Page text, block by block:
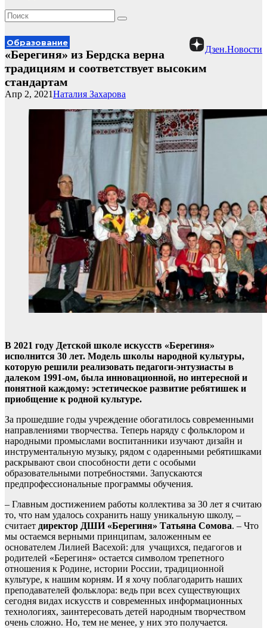
Дзен.Новости
Образование
«Берегиня» из Бердска верна
традициям и соответствует высоким
стандартам
Наталия Захарова
Апр 2, 2021
В 2021 году Детской школе искусств «Берегиня»
исполнится 30 лет. Модель школы народной культуры,
которую решили реализовать педагоги-энтузиасты в
далеком 1991-ом, была инновационной, но интересной и
понятной каждому: эстетическое развитие ребятишек и
приобщение к родной культуре.
За прошедшие годы учреждение обогатилось современными
направлениями творчества. Теперь наряду с фольклором и
народными промыслами воспитанники изучают дизайн и
инструментальную музыку, рядом с одаренными ребятишками
раскрывают свои способности дети с особыми
образовательными потребностями. Запускаются
предпрофессиональные программы обучения.
– Главным достижением работы коллектива за 30 лет я считаю
то, что нам удалось сохранить нашу уникальную школу, –
считает директор ДШИ «Берегиня» Татьяна Сомова. – Что
мы остаемся верными принципам, заложенным ее
основателем Лилией Васехой: для учащихся, педагогов и
родителей «Берегиня» остается символом трепетного
отношения к Родине, истории России, традиционной
культуре, к нашим корням. И я хочу поблагодарить наших
преподавателей фольклора: ведь при всех существующих
сегодня видах искусств и современных информационных
технологиях, заинтересовать детей народным творчеством
очень сложно. Но, тем не менее, у них это получается.